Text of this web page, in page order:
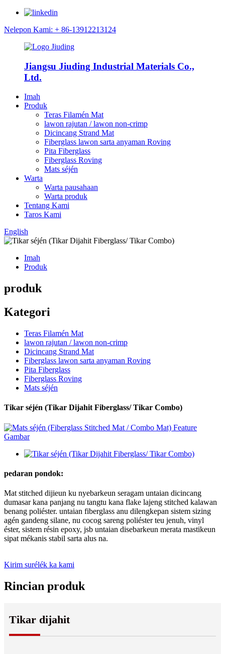
Nelepon Kami: + 86-13912213124
Jiangsu Jiuding Industrial Materials Co.,
Ltd.
Imah
Produk
Teras Filamén Mat
lawon rajutan / lawon non-crimp
Dicincang Strand Mat
Fiberglass lawon sarta anyaman Roving
Pita Fiberglass
Fiberglass Roving
Mats séjén
Warta
Warta pausahaan
Warta produk
Tentang Kami
Taros Kami
English
Imah
Produk
produk
Kategori
Teras Filamén Mat
lawon rajutan / lawon non-crimp
Dicincang Strand Mat
Fiberglass lawon sarta anyaman Roving
Pita Fiberglass
Fiberglass Roving
Mats séjén
Tikar séjén (Tikar Dijahit Fiberglass/ Tikar Combo)
pedaran pondok:
Mat stitched dijieun ku nyebarkeun seragam untaian dicincang
dumasar kana panjang nu tangtu kana flake lajeng stitched kalawan
benang poliéster. untaian fiberglass anu dilengkepan sistem sizing
agén gandeng silane, nu cocog sareng poliéster teu jenuh, vinyl
éster, sistem résin epoxy, jsb untaian disebarkeun merata mastikeun
sipat mékanis stabil sarta alus na.
Kirim surélék ka kami
Rincian produk
Tikar dijahit